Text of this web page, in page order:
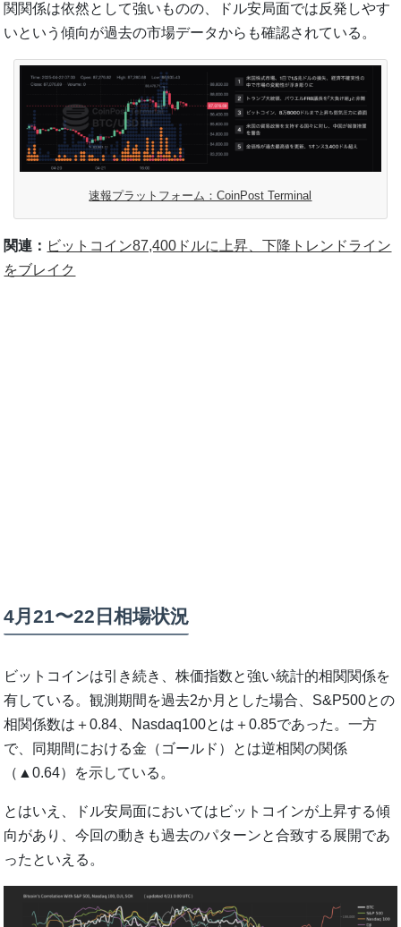
関関係は依然として強いものの、ドル安局面では反発しやす
いという傾向が過去の市場データからも確認されている。
速報プラットフォーム：CoinPost Terminal
関連： ビットコイン87,400ドルに上昇、下降トレンドライン
をブレイク
4月21〜22日相場状況
ビットコインは引き続き、株価指数と強い統計的相関関係を
有している。観測期間を過去2か月とした場合、S&P500との
相関係数は＋0.84、Nasdaq100とは＋0.85であった。一方
で、同期間における金（ゴールド）とは逆相関の関係
（▲0.64）を示している。
とはいえ、ドル安局面においてはビットコインが上昇する傾
向があり、今回の動きも過去のパターンと合致する展開であ
ったといえる。